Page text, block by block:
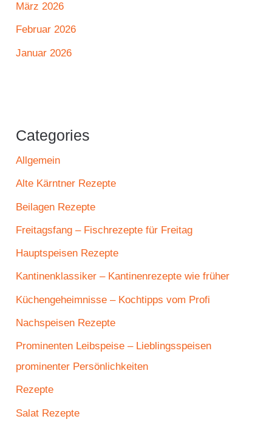
März 2026
Februar 2026
Januar 2026
Categories
Allgemein
Alte Kärntner Rezepte
Beilagen Rezepte
Freitagsfang – Fischrezepte für Freitag
Hauptspeisen Rezepte
Kantinenklassiker – Kantinenrezepte wie früher
Küchengeheimnisse – Kochtipps vom Profi
Nachspeisen Rezepte
Prominenten Leibspeise – Lieblingsspeisen
prominenter Persönlichkeiten
Rezepte
Salat Rezepte